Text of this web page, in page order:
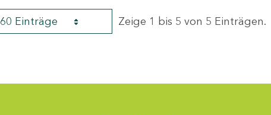
60 Einträge Zeige 1 bis 5 von 5 Einträgen.